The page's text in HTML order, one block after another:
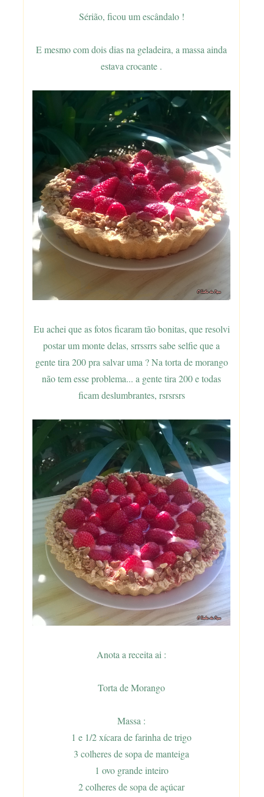
Sérião, ficou um escândalo !
E mesmo com dois dias na geladeira, a massa ainda
estava crocante .
Eu achei que as fotos ficaram tão bonitas, que resolvi
postar um monte delas, srrssrrs sabe selfie que a
gente tira 200 pra salvar uma ? Na torta de morango
não tem esse problema... a gente tira 200 e todas
ficam deslumbrantes, rsrsrsrs
Anota a receita ai :
Torta de Morango
Massa :
1 e 1/2 xícara de farinha de trigo
3 colheres de sopa de manteiga
1 ovo grande inteiro
2 colheres de sopa de açúcar